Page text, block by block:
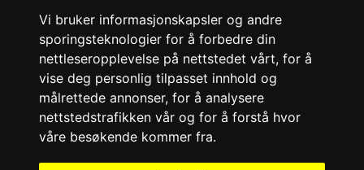
Vi bruker informasjonskapsler og andre
sporingsteknologier for å forbedre din
nettleseropplevelse på nettstedet vårt, for å
vise deg personlig tilpasset innhold og
målrettede annonser, for å analysere
nettstedstrafikken vår og for å forstå hvor
våre besøkende kommer fra.